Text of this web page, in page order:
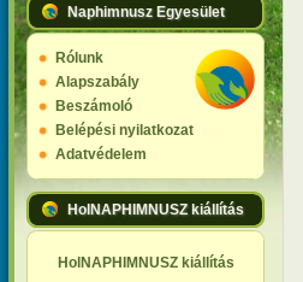
Naphimnusz Egyesület
Rólunk
Alapszabály
Beszámoló
Belépési nyilatkozat
Adatvédelem
HolNAPHIMNUSZ kiállítás
HolNAPHIMNUSZ kiállítás